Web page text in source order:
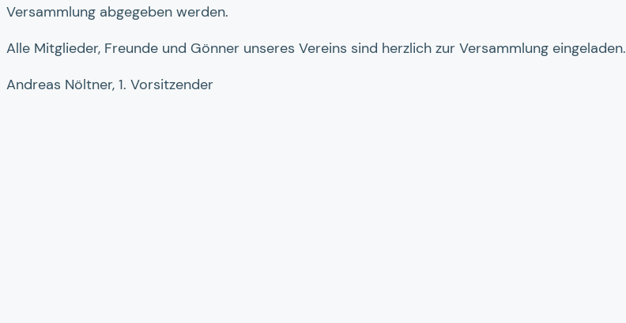
Versammlung abgegeben werden.
Alle Mitglieder, Freunde und Gönner unseres Vereins sind herzlich zur Versammlung eingeladen.
Andreas Nöltner, 1. Vorsitzender